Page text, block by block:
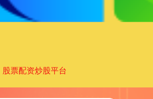
股票配资炒股平台